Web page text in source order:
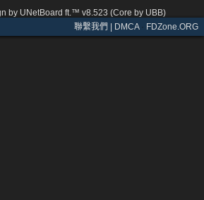
by UNetBoard ft.™ v8.523 (Core by UBB)
聯繫我們 | DMCA· FDZone.ORG